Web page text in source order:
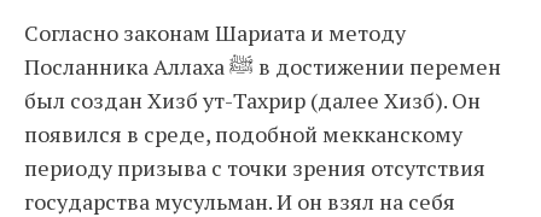
Согласно законам Шариата и методу
Посланника Аллаха ﷺ в достижении перемен
был создан Хизб ут-Тахрир (далее Хизб). Он
появился в среде, подобной мекканскому
периоду призыва с точки зрения отсутствия
государства мусульман. И он взял на себя